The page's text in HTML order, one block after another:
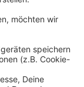
als noch im
weist